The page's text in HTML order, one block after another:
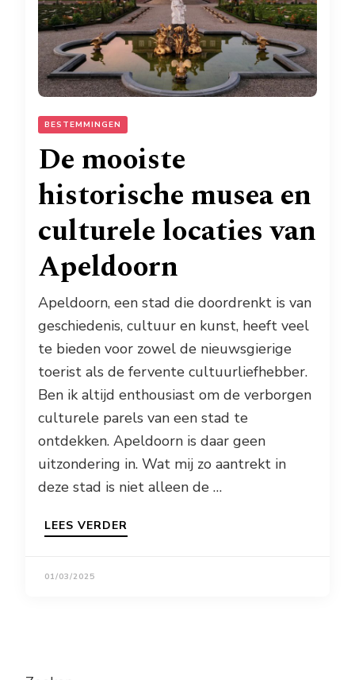
BESTEMMINGEN
De mooiste
historische musea en
culturele locaties van
Apeldoorn
Apeldoorn, een stad die doordrenkt is van
geschiedenis, cultuur en kunst, heeft veel
te bieden voor zowel de nieuwsgierige
toerist als de fervente cultuurliefhebber.
Ben ik altijd enthousiast om de verborgen
culturele parels van een stad te
ontdekken. Apeldoorn is daar geen
uitzondering in. Wat mij zo aantrekt in
deze stad is niet alleen de …
LEES VERDER
01/03/2025